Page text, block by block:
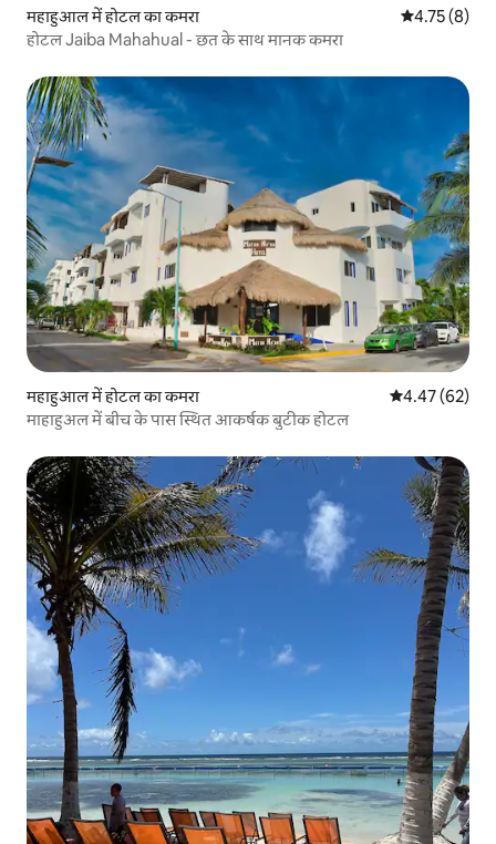
महाहुआल में होटल का कमरा औसत रेटिंग 5
4.75 (8)
होटल Jaiba Mahahual - छत के साथ मानक कमरा
महाहुआल में होटल का कमरा औसत रेटिंग 5 में
4.47 (62)
माहाहुअल में बीच के पास स्थित आकर्षक बुटीक होटल